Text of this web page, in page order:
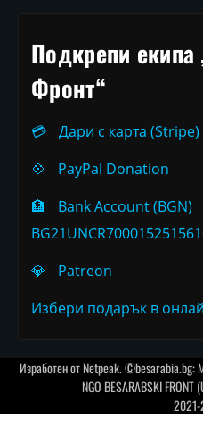
Подкрепи екипа
Фронт“
💳
Дари с карта (Stripe)
💠
PayPal Donation
🏦
Bank Account (BGN)
💎
Patreon
Избери подарък в
Изработен отNetpeak. ©besarabia.bg:
NGO BESARABSKI